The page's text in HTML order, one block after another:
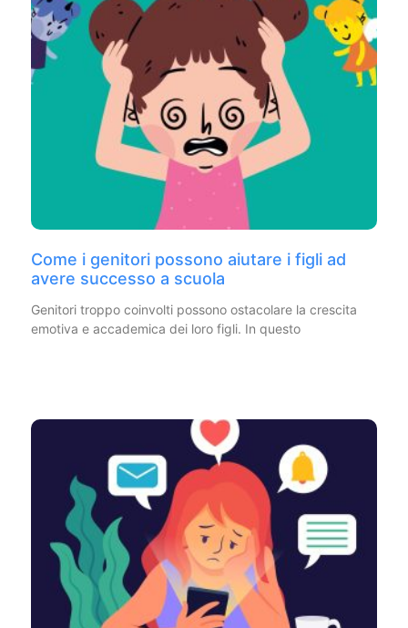
Come i genitori possono aiutare i figli ad
avere successo a scuola
Genitori troppo coinvolti possono ostacolare la crescita
emotiva e accademica dei loro figli. In questo